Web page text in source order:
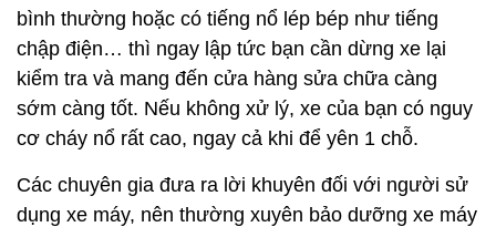
bình thường hoặc có tiếng nổ lép bép như tiếng
chập điện… thì ngay lập tức bạn cần dừng xe lại
kiểm tra và mang đến cửa hàng sửa chữa càng
sớm càng tốt. Nếu không xử lý, xe của bạn có nguy
cơ cháy nổ rất cao, ngay cả khi để yên 1 chỗ.
Các chuyên gia đưa ra lời khuyên đối với người sử
dụng xe máy, nên thường xuyên bảo dưỡng xe máy